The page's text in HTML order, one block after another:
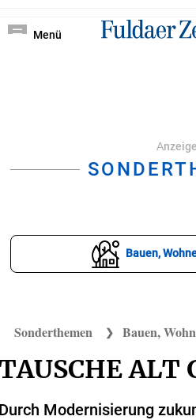
Menü
Аnzeige
Bauen,
Sonderthemen Bauen,
ALT
Modernisierung